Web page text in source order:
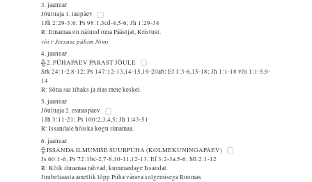
3. jaanuar
Jõuluaja 1. laupäev
1Jh 2:29-3:6; Ps 98:1,3cd-4,5-6; Jh 1:29-34
R: Ilmamaa on näinud oma Päästjat, Kristust.
või v Jeesuse pühim Nimi
4. jaanuar
╬ 2. PÜHAPÄEV PÄRAST JÕULE
Srk 24:1-2,8-12; Ps 147:12-13,14-15,19-20ab; Ef 1:3-6,15-18; Jh 1:1-18 või 1:1-5,9-
14
R: Sõna sai lihaks ja elas meie keskel.
5. jaanuar
Jõuluaja 2. esmaspäev
1Jh 3:11-21; Ps 100:2,3,4,5; Jh 1:43-51
R: Issandale hõiska kogu ilmamaa.
6. jaanuar
╬ ISSANDA ILMUMISE SUURPÜHA (KOLMEKUNINGAPÄEV)
Js 60:1-6; Ps 72:1bc-2,7-8,10-11,12-13; Ef 3:2-3a.5-6; Mt 2:1-12
R: Kõik ilmamaa rahvad, kummardage Issandat.
Juubeliaasta ametlik lõpp Püha värava sulgemisega Roomas